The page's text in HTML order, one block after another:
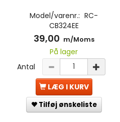
Model/varenr.: RC-
CB324EE
39,00 m/Moms
På lager
Antal
LÆG I KURV
Tilføj ønskeliste